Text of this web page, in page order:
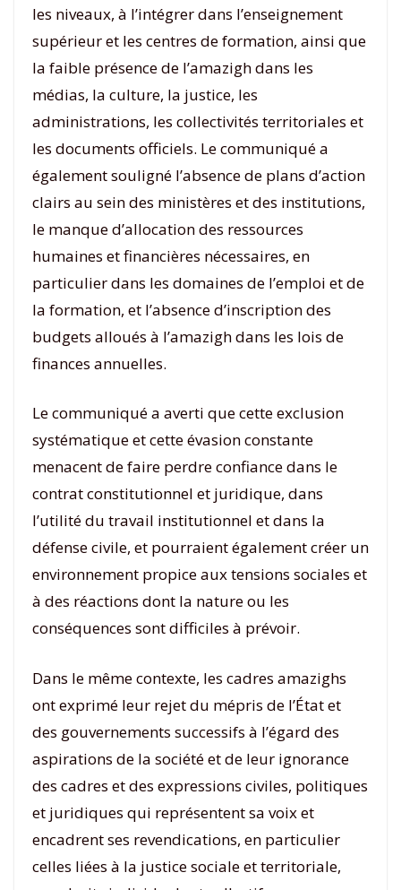
les niveaux, à l’intégrer dans l’enseignement
supérieur et les centres de formation, ainsi que
la faible présence de l’amazigh dans les
médias, la culture, la justice, les
administrations, les collectivités territoriales et
les documents officiels. Le communiqué a
également souligné l’absence de plans d’action
clairs au sein des ministères et des institutions,
le manque d’allocation des ressources
humaines et financières nécessaires, en
particulier dans les domaines de l’emploi et de
la formation, et l’absence d’inscription des
budgets alloués à l’amazigh dans les lois de
finances annuelles.
Le communiqué a averti que cette exclusion
systématique et cette évasion constante
menacent de faire perdre confiance dans le
contrat constitutionnel et juridique, dans
l’utilité du travail institutionnel et dans la
défense civile, et pourraient également créer un
environnement propice aux tensions sociales et
à des réactions dont la nature ou les
conséquences sont difficiles à prévoir.
Dans le même contexte, les cadres amazighs
ont exprimé leur rejet du mépris de l’État et
des gouvernements successifs à l’égard des
aspirations de la société et de leur ignorance
des cadres et des expressions civiles, politiques
et juridiques qui représentent sa voix et
encadrent ses revendications, en particulier
celles liées à la justice sociale et territoriale,